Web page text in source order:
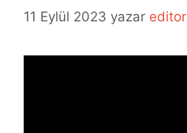
11 Eylül 2023 yazar editor